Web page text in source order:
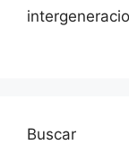
Buscar